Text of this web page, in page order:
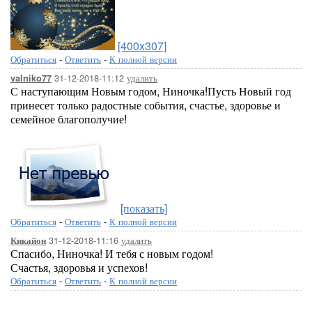
[400x307]
Обратиться - Ответить - К полной версии
valniko77 31-12-2018-11:12 удалить
С наступающим Новым годом, Ниночка!Пусть Новый год
принесет только радостные события, счастье, здоровье и
семейное благополучие!
[показать]
Обратиться - Ответить - К полной версии
Кикайон 31-12-2018-11:16 удалить
Спасибо, Ниночка! И тебя с новым годом!
Счастья, здоровья и успехов!
Обратиться - Ответить - К полной версии